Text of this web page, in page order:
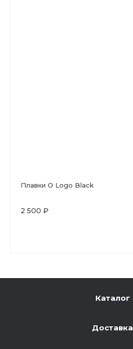
Плавки O Logo Black
2 500 ₽
Каталог
Доставка